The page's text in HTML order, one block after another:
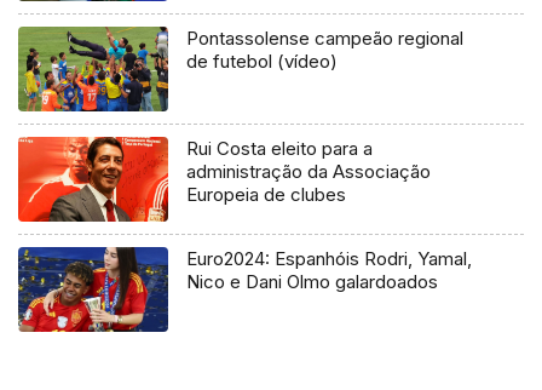
Pontassolense campeão regional
de futebol (vídeo)
Rui Costa eleito para a
administração da Associação
Europeia de clubes
Euro2024: Espanhóis Rodri, Yamal,
Nico e Dani Olmo galardoados